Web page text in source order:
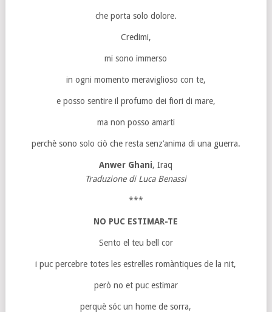
che porta solo dolore.
Credimi,
mi sono immerso
in ogni momento meraviglioso con te,
e posso sentire il profumo dei fiori di mare,
ma non posso amarti
perchè sono solo ciò che resta senz’anima di una guerra.
Anwer Ghani, Iraq
Traduzione di Luca Benassi
***
NO PUC ESTIMAR-TE
Sento el teu bell cor
i puc percebre totes les estrelles romàntiques de la nit,
però no et puc estimar
perquè sóc un home de sorra,